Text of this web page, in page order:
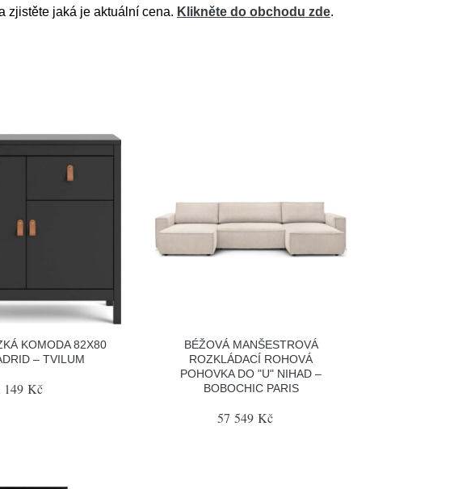
zjistěte jaká je aktuální cena. Klikněte do obchodu zde.
KOMODA 82X80
– TVILUM
149 Kč
BÉŽOVÁ MANŠESTROVÁ
ROZKLÁDACÍ ROHOVÁ
POHOVKA DO "U" NIHAD –
BOBOCHIC PARIS
57 549 Kč